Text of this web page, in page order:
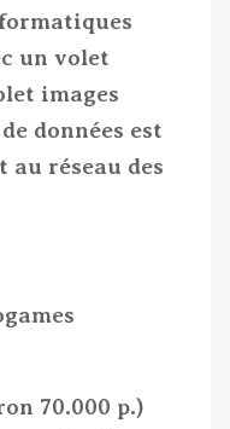
un volet
images
données est
réseau des
70.000 p.)